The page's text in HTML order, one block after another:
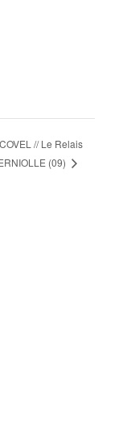
// Le Relais
(09)